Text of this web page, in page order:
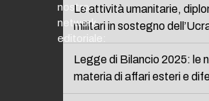
Le attività umanitarie,
militari in sostegno
Legge di Bilancio 2025: le
materia di affari esteri e
nostro
network
editoriale: